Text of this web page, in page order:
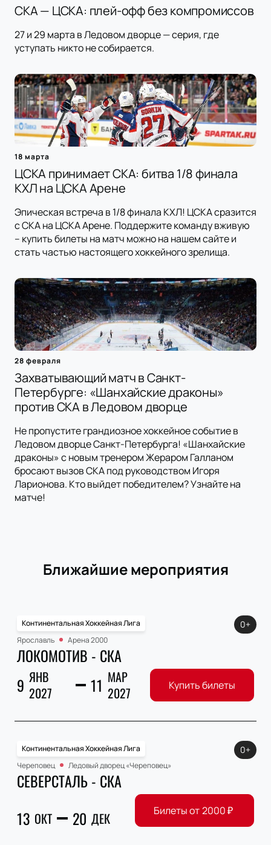
СКА — ЦСКА: плей-офф без компромиссов
27 и 29 марта в Ледовом дворце — серия, где
уступать никто не собирается.
18 марта
ЦСКА принимает СКА: битва 1/8 финала
КХЛ на ЦСКА Арене
Эпическая встреча в 1/8 финала КХЛ! ЦСКА сразится
с СКА на ЦСКА Арене. Поддержите команду вживую
– купить билеты на матч можно на нашем сайте и
стать частью настоящего хоккейного зрелища.
28 февраля
Захватывающий матч в Санкт-
Петербурге: «Шанхайские драконы»
против СКА в Ледовом дворце
Не пропустите грандиозное хоккейное событие в
Ледовом дворце Санкт-Петербурга! «Шанхайские
драконы» с новым тренером Жераром Галланом
бросают вызов СКА под руководством Игоря
Ларионова. Кто выйдет победителем? Узнайте на
матче!
Ближайшие мероприятия
Континентальная Хоккейная Лига
Ярославль
Арена 2000
ЛОКОМОТИВ - СКА
9 ЯНВ
2027
11 МАР
2027
0+
Купить билеты
Континентальная Хоккейная Лига
Череповец
Ледовый дворец «Череповец»
СЕВЕРСТАЛЬ - СКА
13 ОКТ 20 ДЕК
0+
Билеты от2000₽